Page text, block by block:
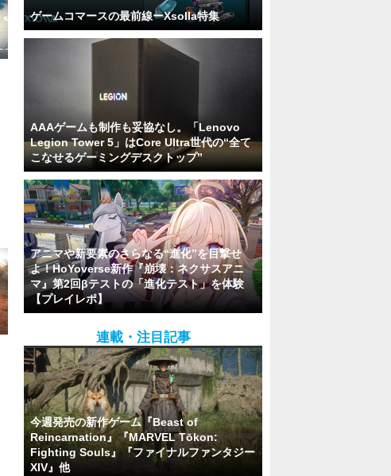
ゲームコマースの最前線ーXsolla特集
AAAゲームも制作も妥協なし。「Lenovo
Legion Tower 5」はCore Ultra世代の“全て
こなせるゲーミングデスクトップ”
アニマや新要素のさらなる“進化”を目撃せ
よ！HoYoverse新作『崩壊：ネクサスアニ
マ』第2回βテストの「進化テスト」を体験
【プレイレポ】
連載・注目記事
今週発売の新作ゲーム『Beast of
Reincarnation』『MARVEL Tōkon:
Fighting Souls』『ファイナルファンタジー
XIV』他